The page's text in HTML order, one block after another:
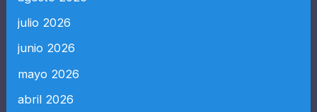
julio 2026
junio 2026
mayo 2026
abril 2026